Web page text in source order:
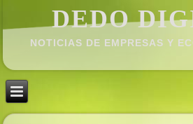
DEDO
NOTICIAS DE EMPRESAS Y